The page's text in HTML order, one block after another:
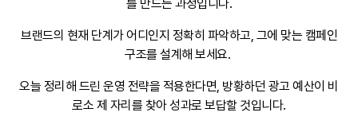
를 만드는 과정입니다.
브랜드의 현재 단계가 어디인지 정확히 파악하고, 그에 맞는 캠페인
구조를 설계해 보세요.
오늘 정리해 드린 운영 전략을 적용한다면, 방황하던 광고 예산이 비
로소 제 자리를 찾아 성과로 보답할 것입니다.